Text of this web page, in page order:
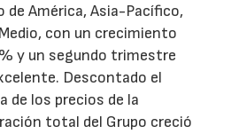
América, Asia-Pacífico,
con un crecimiento
y un segundo trimestre
Descontado el
de los precios de la
total del Grupo creció